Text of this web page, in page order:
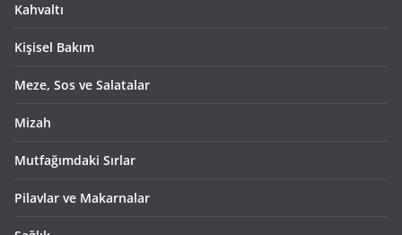
Kahvaltı
Kişisel Bakım
Meze, Sos ve Salatalar
Mizah
Mutfağımdaki Sırlar
Pilavlar ve Makarnalar